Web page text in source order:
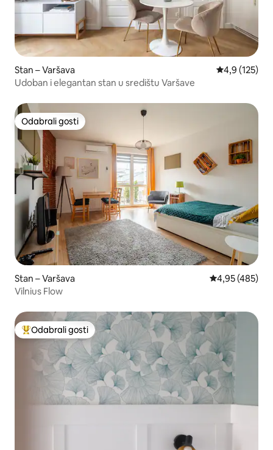
Stan – Varšava Prosječna
4,9 (125)
Udoban i elegantan stan u središtu Varšave
Odabrali gosti
Odabrali gosti
Stan – Varšava Prosječna
4,95 (485)
Vilnius Flow
Među najviše rangiranima s oznakom „Odabrali gosti”
Odabrali gosti